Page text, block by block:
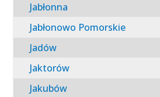
Jabłonna
Jabłonowo Pomorskie
Jadów
Jaktorów
Jakubów